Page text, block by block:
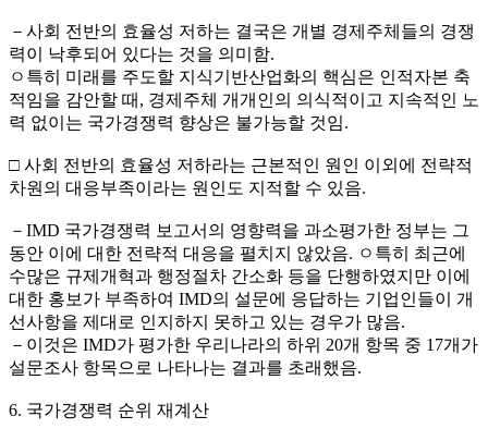
－사회 전반의 효율성 저하는 결국은 개별 경제주체들의 경쟁
력이 낙후되어 있다는 것을 의미함.
ㅇ특히 미래를 주도할 지식기반산업화의 핵심은 인적자본 축
적임을 감안할 때, 경제주체 개개인의 의식적이고 지속적인 노
력 없이는 국가경쟁력 향상은 불가능할 것임.
□ 사회 전반의 효율성 저하라는 근본적인 원인 이외에 전략적
차원의 대응부족이라는 원인도 지적할 수 있음.
－IMD 국가경쟁력 보고서의 영향력을 과소평가한 정부는 그
동안 이에 대한 전략적 대응을 펼치지 않았음. ㅇ특히 최근에
수많은 규제개혁과 행정절차 간소화 등을 단행하였지만 이에
대한 홍보가 부족하여 IMD의 설문에 응답하는 기업인들이 개
선사항을 제대로 인지하지 못하고 있는 경우가 많음.
－이것은 IMD가 평가한 우리나라의 하위 20개 항목 중 17개가
설문조사 항목으로 나타나는 결과를 초래했음.
6. 국가경쟁력 순위 재계산